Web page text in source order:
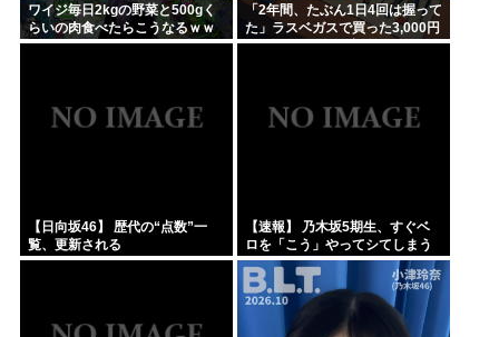
ワイジ毎日2kgの野菜と500gく
らいの肉食べたらこうなるｗｗ
ｗ
「2年間、たぶん1日4回は握って
た」ラスベガスで買った3,000円
のキーホルダーを調べたら
【日向坂46】 歴代の“点数”一
覧、更新される
【速報】 乃木坂5期生、すぐベ
ロを「こう」やってシてしまう
ｗｗｗｗｗｗ